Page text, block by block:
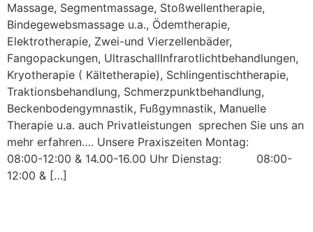
Massage, Segmentmassage, Stoßwellentherapie,
Bindegewebsmassage u.a., Ödemtherapie,
Elektrotherapie, Zwei-und Vierzellenbäder,
Fangopackungen, UltraschallInfrarotlichtbehandlungen,
Kryotherapie ( Kältetherapie), Schlingentischtherapie,
Traktionsbehandlung, Schmerzpunktbehandlung,
Beckenbodengymnastik, Fußgymnastik, Manuelle
Therapie u.a. auch Privatleistungen sprechen Sie uns an
mehr erfahren…. Unsere Praxiszeiten Montag:
08:00-12:00 & 14.00-16.00 Uhr Dienstag: 08:00-
12:00 & […]